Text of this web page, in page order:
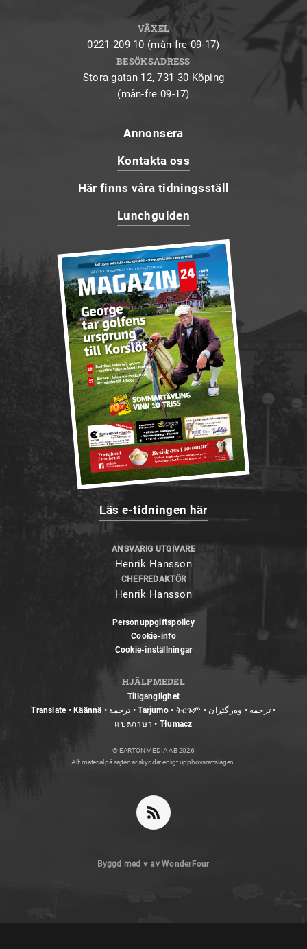
VÄXEL
0221-209 10 (mån-fre 09-17)
BESÖKSADRESS
Stora gatan 12, 731 30 Köping
(mån-fre 09-17)
Annonsera
Kontakta oss
Här finns våra tidningsställ
Lunchguiden
Läs e-tidningen här
ANSVARIG UTGIVARE
Henrik Hansson
CHEFREDAKTÖR
Henrik Hansson
Personuppgiftspolicy
Cookie-info
Cookie-inställningar
HJÄLPMEDEL
Tillgänglighet
Translate • Käännä • ترجمة • Tarjumo • ትርጉም • ترجمه • وەرگێڕان •
แปลภาษา • Tłumacz
© EARTON MEDIA AB 2026
Allt material på sajten är skyddat enligt upphovsrättslagen.
Byggd med ♥ avWonderFour